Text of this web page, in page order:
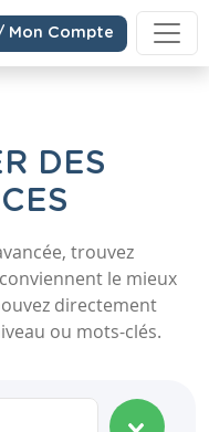
Mon Compte
DES
trouvez
le mieux
directement
ou mots-clés.